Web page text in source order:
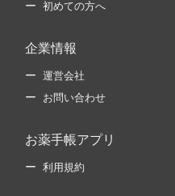
初めての方へ
企業情報
運営会社
お問い合わせ
お薬手帳アプリ
利用規約